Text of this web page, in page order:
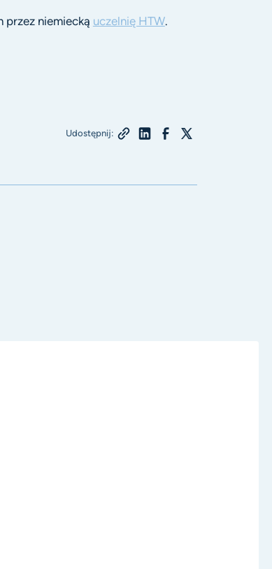
niemiecką uczelnię HTW.
Udostępnij: